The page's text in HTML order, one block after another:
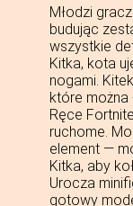
Młodzi
budując
wszystkie
Kitka, kota
nogami.
które można
Ręce
ruchome.
element —
Kitka, aby
Urocza
gotowy